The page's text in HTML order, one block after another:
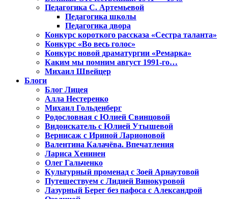
Педагогика С. Артемьевой
Педагогика школы
Педагогика двора
Конкурс короткого рассказа «Сестра таланта»
Конкурс «Во весь голос»
Конкурс новой драматургии «Ремарка»
Каким мы помним август 1991-го…
Михаил Швейцер
Блоги
Блог Лицея
Алла Нестеренко
Михаил Гольденберг
Родословная с Юлией Свинцовой
Видоискатель с Юлией Утышевой
Вернисаж с Ириной Ларионовой
Валентина Калачёва. Впечатления
Лариса Хенинен
Олег Гальченко
Культурный променад с Зоей Арнаутовой
Путешествуем с Лидией Винокуровой
Лазурный Берег без пафоса с Александрой